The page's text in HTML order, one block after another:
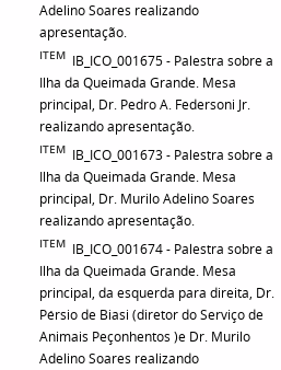
Adelino Soares realizando
apresentação.
ITEM IB_ICO_001675 - Palestra sobre a
Ilha da Queimada Grande. Mesa
principal, Dr. Pedro A. Federsoni Jr.
realizando apresentação.
ITEM IB_ICO_001673 - Palestra sobre a
Ilha da Queimada Grande. Mesa
principal, Dr. Murilo Adelino Soares
realizando apresentação.
ITEM IB_ICO_001674 - Palestra sobre a
Ilha da Queimada Grande. Mesa
principal, da esquerda para direita, Dr.
Pérsio de Biasi (diretor do Serviço de
Animais Peçonhentos )e Dr. Murilo
Adelino Soares realizando